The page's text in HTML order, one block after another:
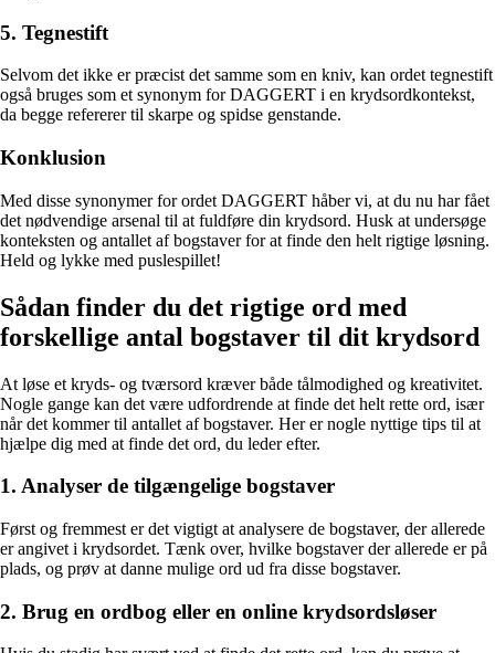
5. Tegnestift
Selvom det ikke er præcist det samme som en kniv, kan ordet tegnestift
også bruges som et synonym for DAGGERT i en krydsordkontekst,
da begge refererer til skarpe og spidse genstande.
Konklusion
Med disse synonymer for ordet DAGGERT håber vi, at du nu har fået
det nødvendige arsenal til at fuldføre din krydsord. Husk at undersøge
konteksten og antallet af bogstaver for at finde den helt rigtige løsning.
Held og lykke med puslespillet!
Sådan finder du det rigtige ord med
forskellige antal bogstaver til dit krydsord
At løse et kryds- og tværsord kræver både tålmodighed og kreativitet.
Nogle gange kan det være udfordrende at finde det helt rette ord, især
når det kommer til antallet af bogstaver. Her er nogle nyttige tips til at
hjælpe dig med at finde det ord, du leder efter.
1. Analyser de tilgængelige bogstaver
Først og fremmest er det vigtigt at analysere de bogstaver, der allerede
er angivet i krydsordet. Tænk over, hvilke bogstaver der allerede er på
plads, og prøv at danne mulige ord ud fra disse bogstaver.
2. Brug en ordbog eller en online krydsordsløser